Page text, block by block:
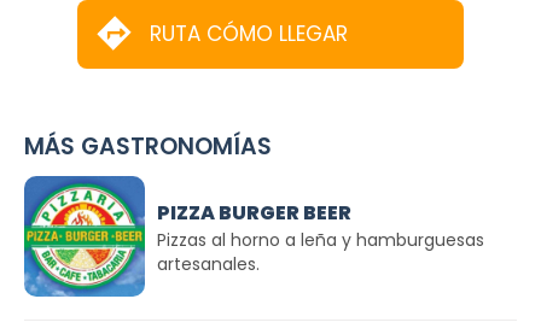
RUTA CÓMO LLEGAR
MÁS GASTRONOMÍAS
PIZZA BURGER BEER
Pizzas al horno a leña y hamburguesas
artesanales.